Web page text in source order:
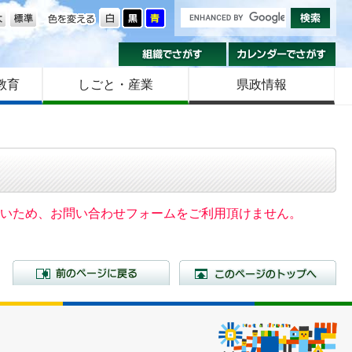
色を変える
大きさ
組織でさがす
育 しごと・産業 県政情報
ため、お問い合わせフォームをご利用頂けません。
前のページに戻る